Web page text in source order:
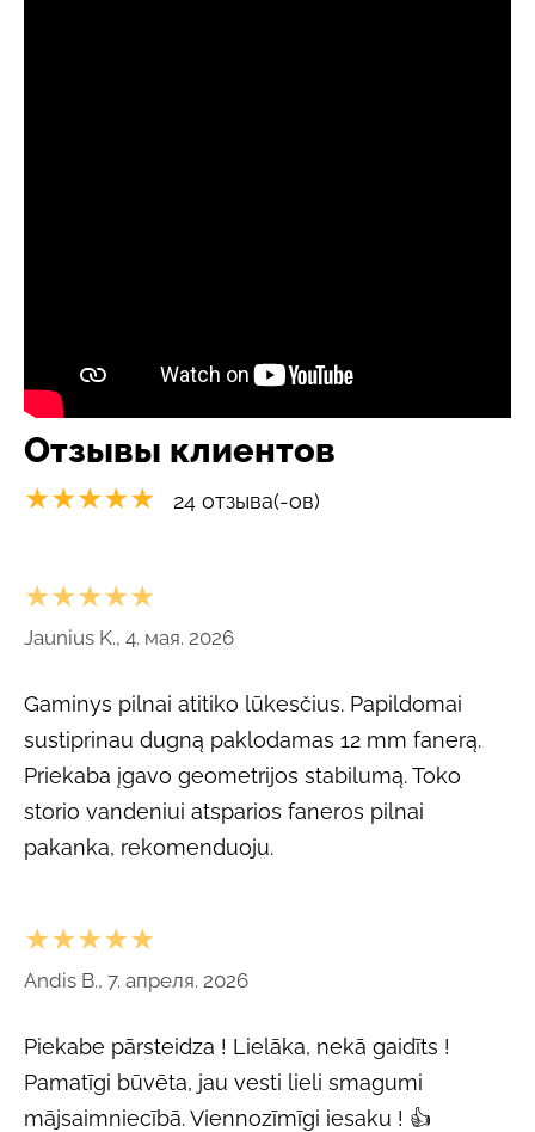
Отзывы клиентов
★★★★★ 24 отзыва(-ов)
★★★★★
Jaunius K., 4. мая. 2026
Gaminys pilnai atitiko lūkesčius. Papildomai
sustiprinau dugną paklodamas 12 mm fanerą.
Priekaba įgavo geometrijos stabilumą. Toko
storio vandeniui atsparios faneros pilnai
pakanka, rekomenduoju.
★★★★★
Andis B., 7. апреля. 2026
Piekabe pārsteidza ! Lielāka, nekā gaidīts !
Pamatīgi būvēta, jau vesti lieli smagumi
mājsaimniecībā. Viennozīmīgi iesaku ! 👍